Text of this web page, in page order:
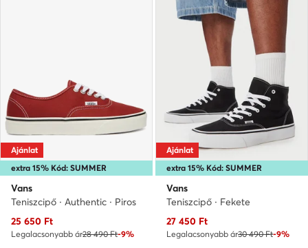
extra 15% Kód: SUMMER
Ajánlat
Vans
Teniszcipő · Authentic · Piros
Aktuális ár
25 650 Ft
Legalacsonyabb ár28 490 Ft-9%
extra 15% Kód: SUMMER
Ajánlat
Vans
Teniszcipő · Fekete
Aktuális ár
27 450 Ft
Legalacsonyabb ár30 490 Ft-9%